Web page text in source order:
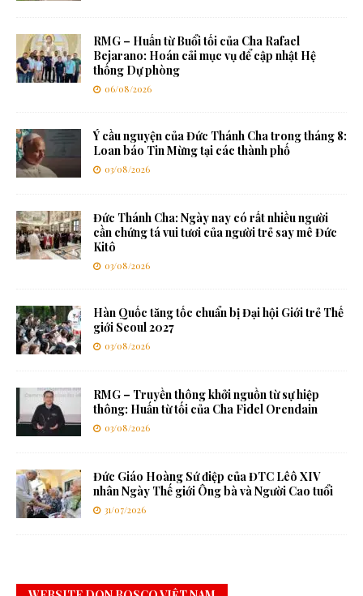
RMG – Huấn từ Buổi tối của Cha Rafael
Bejarano: Hoán cải mục vụ để cập nhật Hệ
thống Dự phòng
06/08/2026
Ý cầu nguyện của Đức Thánh Cha trong tháng 8:
Loan báo Tin Mừng tại các thành phố
03/08/2026
Đức Thánh Cha: Ngày nay có rất nhiều người
cần chứng tá vui tươi của người trẻ say mê Đức
Kitô
03/08/2026
Hàn Quốc tăng tốc chuẩn bị Đại hội Giới trẻ Thế
giới Seoul 2027
03/08/2026
RMG – Truyền thông khởi nguồn từ sự hiệp
thông: Huấn từ tối của Cha Fidel Orendain
03/08/2026
Đức Giáo Hoàng Sứ điệp của ĐTC Lêô XIV
nhân Ngày Thế giới Ông bà và Người Cao tuổi
31/07/2026